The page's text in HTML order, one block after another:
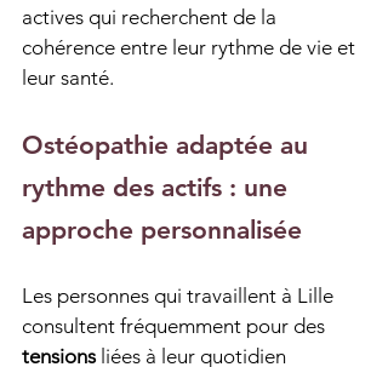
actives qui recherchent de la
cohérence entre leur rythme de vie et
leur santé.
Ostéopathie adaptée au
rythme des actifs : une
approche personnalisée
Les personnes qui travaillent à Lille
consultent fréquemment pour des
tensions liées à leur quotidien